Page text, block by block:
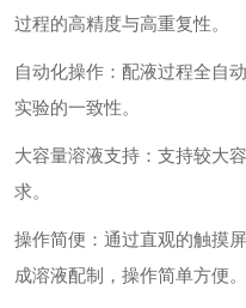
过程的高精度与高重复性。
自动化操作：配液过程全自
实验的一致性。
大容量溶液支持：支持较大
求。
操作简便：通过直观的触摸
成溶液配制，操作简单方便。